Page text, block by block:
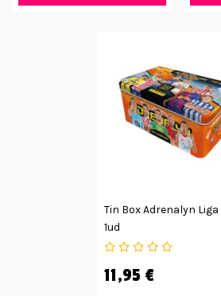
Tin Box Adrenalyn
1ud
11,95 €